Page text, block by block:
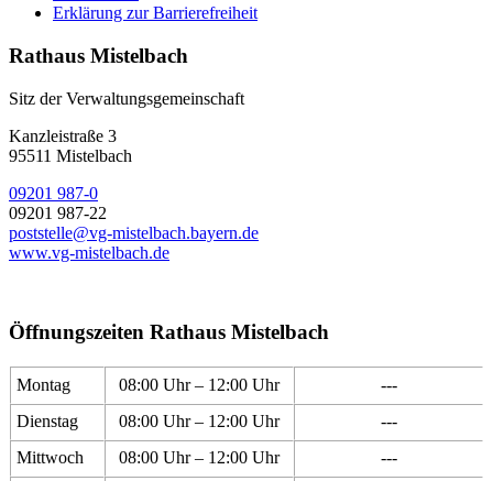
Erklärung zur Barrierefreiheit
Rathaus Mistelbach
Sitz der Verwaltungsgemeinschaft
Kanzleistraße 3
95511 Mistelbach
09201 987-0
09201 987-22
poststelle@vg-mistelbach.bayern.de
www.vg-mistelbach.de
Öffnungszeiten Rathaus Mistelbach
Montag 08:00 Uhr – 12:00 Uhr
---
Dienstag
08:00 Uhr – 12:00 Uhr
---
Mittwoch
08:00 Uhr – 12:00 Uhr
---